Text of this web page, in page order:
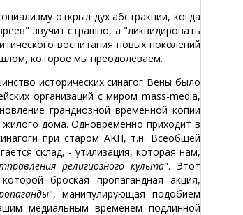
открыл дух абстракции, когда
звучит страшно, а "ликвидировать
воспитания новых поколений
которое мы преодолеваем.
исторических синагог Вены было
организаций с миром mass-media,
грандиозной временной копии
дома. Одновременно приходит в
при старом AKH, т.н. Всеобщей
склад, - утилизация, которая нам,
религиозного культа". Этот
броская пропагандная акция,
", манипулирующая подобием
медиальным временем подлинной